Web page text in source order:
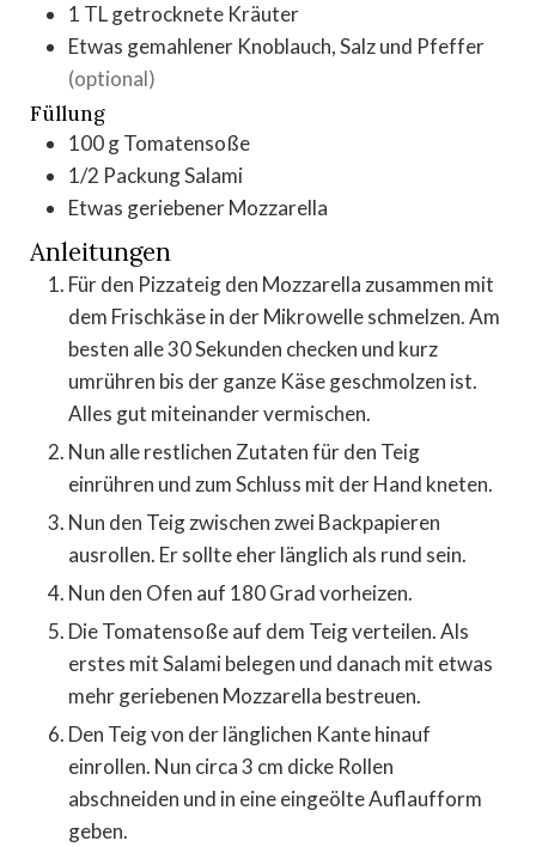
1 TLgetrocknete Kräuter
Etwas gemahlener Knoblauch, Salz und Pfeffer
(optional)
Füllung
100gTomatensoße
1/2 Packung Salami
Etwas geriebener Mozzarella
Anleitungen
Für den Pizzateig den Mozzarella zusammen mit
dem Frischkäse in der Mikrowelle schmelzen. Am
besten alle 30 Sekunden checken und kurz
umrühren bis der ganze Käse geschmolzen ist.
Alles gut miteinander vermischen.
Nun alle restlichen Zutaten für den Teig
einrühren und zum Schluss mit der Hand kneten.
Nun den Teig zwischen zwei Backpapieren
ausrollen. Er sollte eher länglich als rund sein.
Nun den Ofen auf 180 Grad vorheizen.
Die Tomatensoße auf dem Teig verteilen. Als
erstes mit Salami belegen und danach mit etwas
mehr geriebenen Mozzarella bestreuen.
Den Teig von der länglichen Kante hinauf
einrollen. Nun circa 3 cm dicke Rollen
abschneiden und in eine eingeölte Auflaufform
geben.